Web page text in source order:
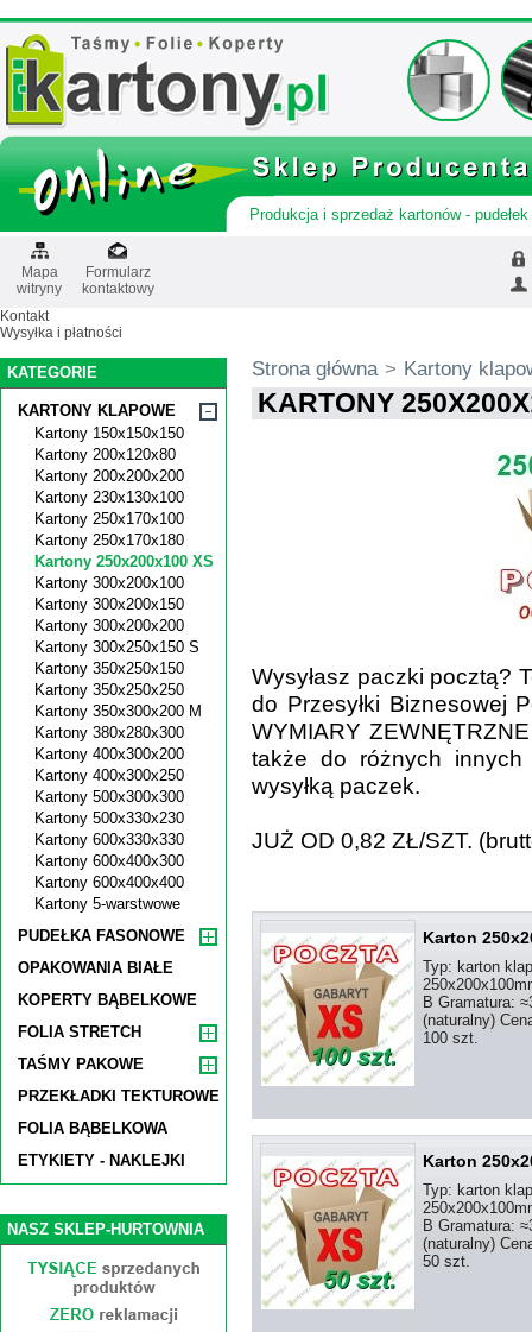
Produkcja i sprzedaż kartonów -
Mapa
witryny
Formularz
kontaktowy
Kontakt
Wysyłka i płatności
KATEGORIE
KARTONY KLAPOWE
Kartony 150x150x150
Kartony 200x120x80
Kartony 200x200x200
Kartony 230x130x100
Kartony 250x170x100
Kartony 250x170x180
Kartony 250x200x100 XS
Kartony 300x200x100
Kartony 300x200x150
Kartony 300x200x200
Kartony 300x250x150 S
Kartony 350x250x150
Kartony 350x250x250
Kartony 350x300x200 M
Kartony 380x280x300
Kartony 400x300x200
Kartony 400x300x250
Kartony 500x300x300
Kartony 500x330x230
Kartony 600x330x330
Kartony 600x400x300
Kartony 600x400x400
Kartony 5-warstwowe
PUDEŁKA FASONOWE
OPAKOWANIA BIAŁE
KOPERTY BĄBELKOWE
FOLIA STRETCH
TAŚMY PAKOWE
PRZEKŁADKI TEKTUROWE
FOLIA BĄBELKOWA
ETYKIETY - NAKLEJKI
NASZ SKLEP-HURTOWNIA
Strona główna > Kartony
KARTONY
Wysyłasz paczki pocztą?
do Przesyłki Biznesowej
WYMIARY
także do różnych innych
wysyłką paczek.
JUŻ OD 0,82 ZŁ/SZT.
Karton
Typ: karton
B Gramatura:
(naturalny)
100 szt.
Karton
Typ: karton
B Gramatura:
(naturalny)
50 szt.